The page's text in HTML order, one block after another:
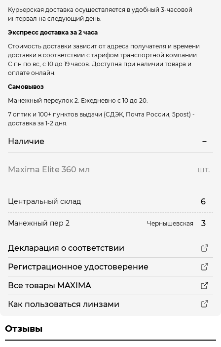
Курьерская доставка осуществляется в удобный 3-часовой
интервал на следующий день.
Экспресс доставка за 2 часа
Стоимость доставки зависит от адреса получателя и времени
доставки в соответствии с тарифом транспортной компании.
С пн по вс, с 10 до 19 часов. Доступна при наличии товара и
оплате онлайн.
Самовывоз
Манежный переулок 2. Ежедневно с 10 до 20.
7 оптик и 100+ пунктов выдачи (СДЭК, Почта России, 5post) -
доставка за 1-2 дня.
Наличие
Maxima Elite 360 мл шт.
Центральный склад 6
Манежный пер 2 Чернышевская 3
Декларация о соответствии
Регистрационное удостоверение
Все товары MAXIMA
Как пользоваться линзами
Отзывы